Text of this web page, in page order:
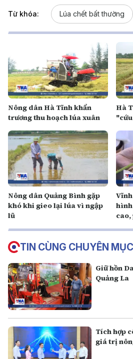
Từ khóa: Lúa chết bất thường
Nông dân Hà Tĩnh khẩn
trương thu hoạch lúa xuân
Hà
Nông dân Quảng Bình gặp
khó khi gieo lại lúa vì ngập
lũ
TIN CÙNG CHUYÊN MỤC
Giữ hồn
Quảng La
Tích hợp
giá trị